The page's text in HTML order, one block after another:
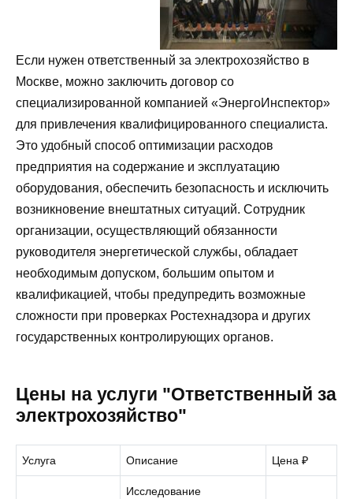
Если нужен ответственный за электрохозяйство в
Москве, можно заключить договор со
специализированной компанией «ЭнергоИнспектор»
для привлечения квалифицированного специалиста.
Это удобный способ оптимизации расходов
предприятия на содержание и эксплуатацию
оборудования, обеспечить безопасность и исключить
возникновение внештатных ситуаций. Сотрудник
организации, осуществляющий обязанности
руководителя энергетической службы, обладает
необходимым допуском, большим опытом и
квалификацией, чтобы предупредить возможные
сложности при проверках Ростехнадзора и других
государственных контролирующих органов.
Цены на услуги "Ответственный за
электрохозяйство"
Услуга Описание Цена ₽
Исследование